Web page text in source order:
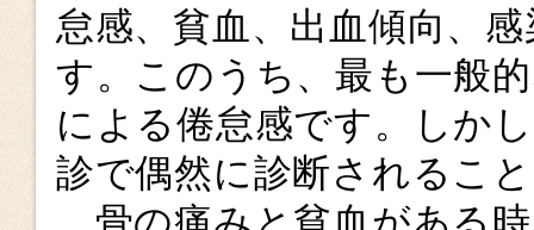
怠感、貧血、出血傾向、
す。このうち、最も一般
による倦怠感です。しか
診で偶然に診断されるこ
骨の痛みと貧血がある